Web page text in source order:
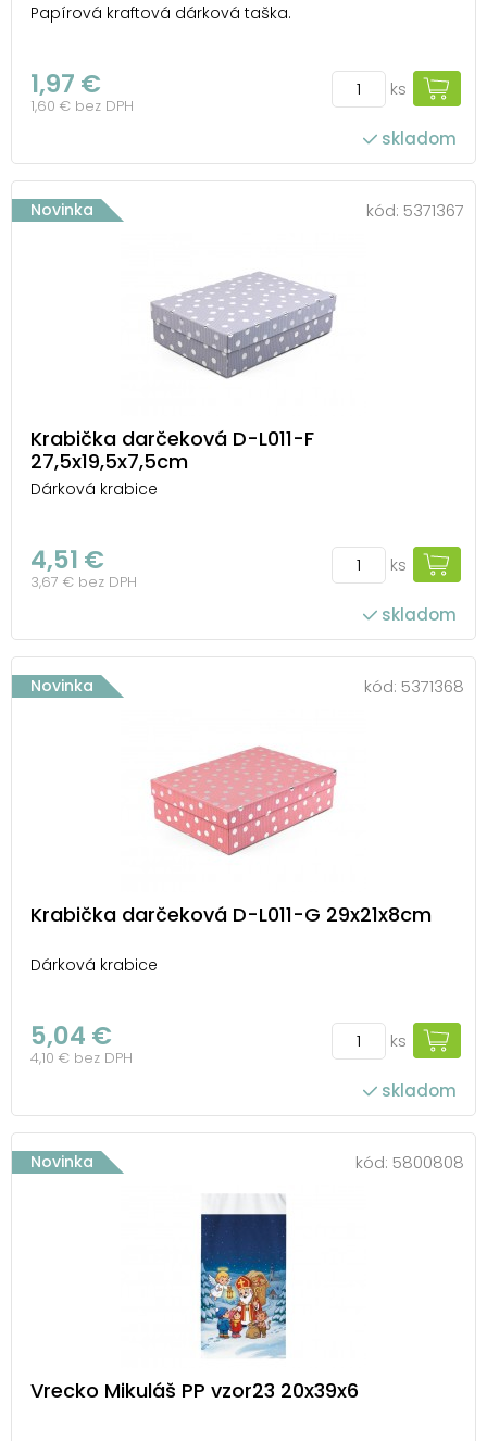
Papírová kraftová dárková taška.
1,97 €
1,60 € bez DPH
ks
skladom
Novinka kód: 5371367
Krabička darčeková D-L011-F
27,5x19,5x7,5cm
Dárková krabice
4,51 €
3,67 € bez DPH
ks
skladom
Novinka kód: 5371368
Krabička darčeková D-L011-G 29x21x8cm
Dárková krabice
5,04 €
4,10 € bez DPH
ks
skladom
Novinka kód: 5800808
Vrecko Mikuláš PP vzor23 20x39x6